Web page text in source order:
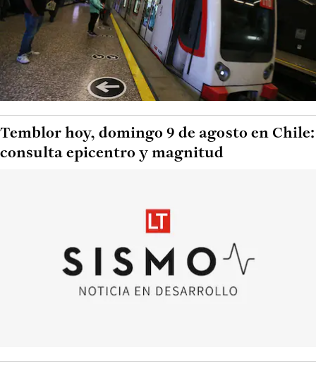
Temblor hoy, domingo 9 de agosto en Chile:
consulta epicentro y magnitud